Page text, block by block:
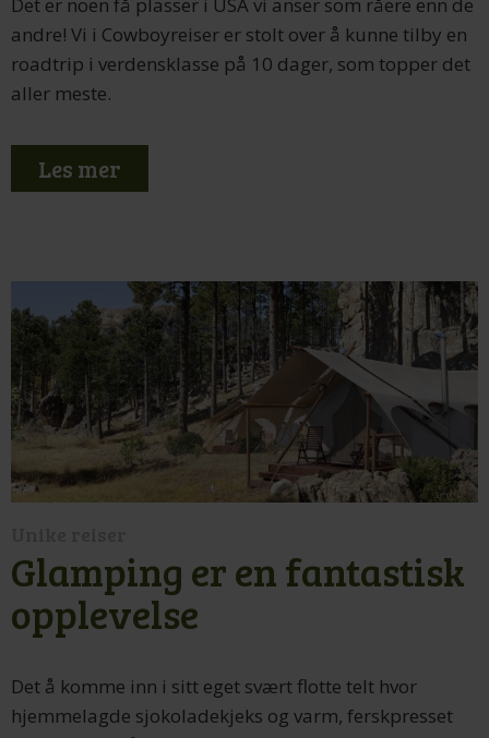
andre! Vi i Cowboyreiser er stolt over å kunne tilby en
roadtrip i verdensklasse på 10 dager, som topper det
aller meste.
Les mer
Glamping er en fantastisk
opplevelse
Det å komme inn i sitt eget svært flotte telt hvor
hjemmelagde sjokoladekjeks og varm, ferskpresset